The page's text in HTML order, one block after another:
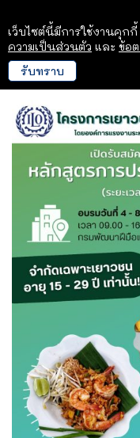
เว็บไซต์นี้มีการใช้งานคุก
ความเป็นส่วนตัว และ ข้อ
รับทราบ